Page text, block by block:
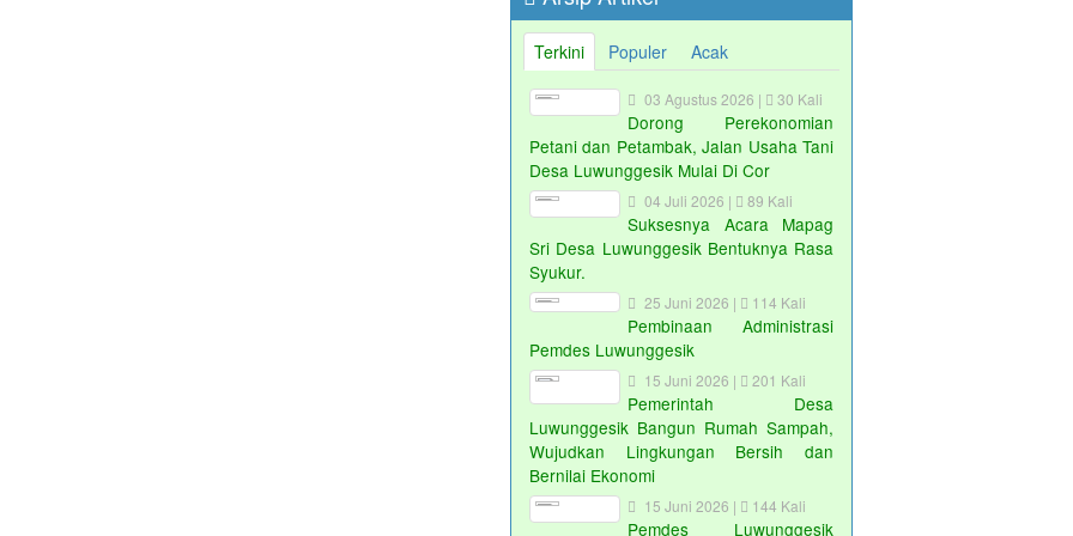
Terkini Populer Acak
03 Agustus 2026 | 30 Kali
Dorong Perekonomian
Petani dan Petambak, Jalan Usaha Tani
Desa Luwunggesik Mulai Di Cor
04 Juli 2026 | 89 Kali
Suksesnya Acara Mapag
Sri Desa Luwunggesik Bentuknya Rasa
Syukur.
25 Juni 2026 | 114 Kali
Pembinaan Administrasi
Pemdes Luwunggesik
15 Juni 2026 | 201 Kali
Pemerintah Desa
Luwunggesik Bangun Rumah Sampah,
Wujudkan Lingkungan Bersih dan
Bernilai Ekonomi
15 Juni 2026 | 144 Kali
Pemdes Luwunggesik